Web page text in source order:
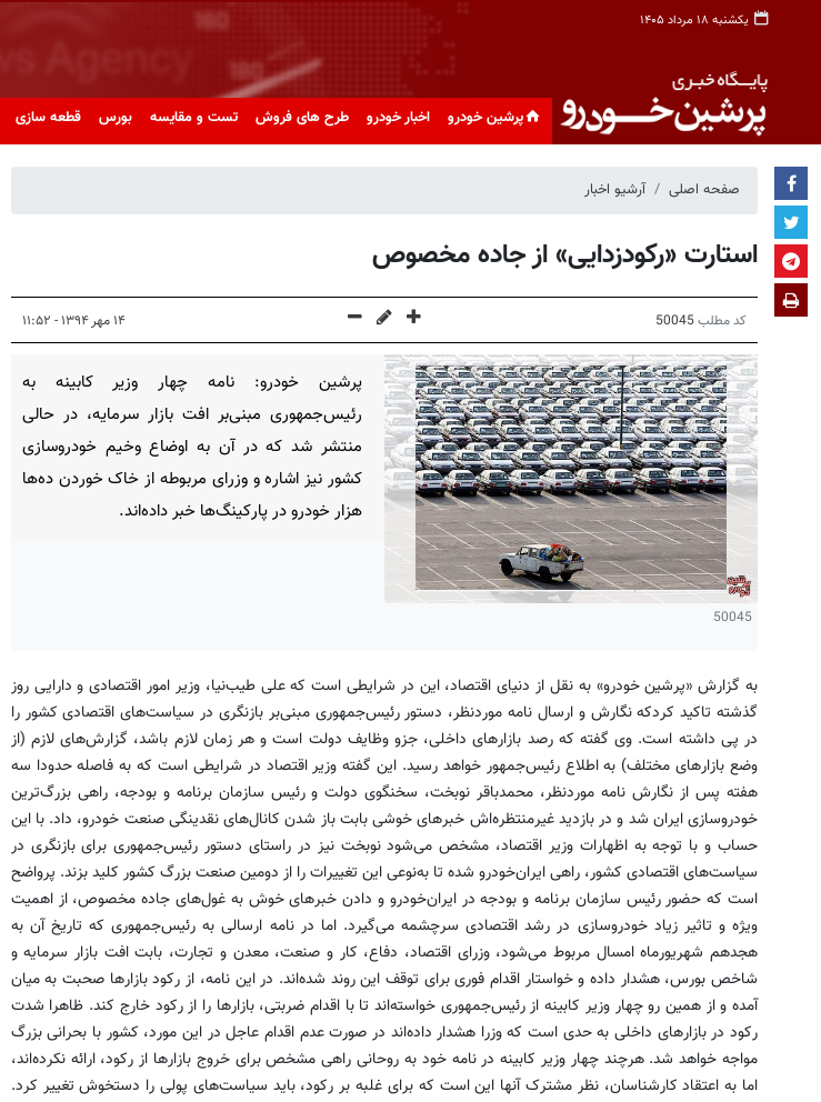
یکشنبه ۱۸ مرداد ۱۴۰۵
پرشین خودرو اخبار خودرو طرح های فروش تست و مقایسه بورس قطعه سازی
صفحه اصلی آرشیو اخبار
استارت «رکودزدایی» از جاده مخصوص
کد مطلب50045 ۱۴ مهر ۱۳۹۴ - ۱۱:۵۲
50045
پرشین خودرو: نامه چهار وزیر کابینه به
رئیس‌جمهوری مبنی‌بر افت بازار سرمایه، در حالی
منتشر شد که در آن به اوضاع وخیم خودروسازی
کشور نیز اشاره و وزرای مربوطه از خاک خوردن ده‌ها
هزار خودرو در پارکینگ‌ها خبر داده‌اند.
به گزارش «پرشین خودرو» به نقل از دنیای اقتصاد، این در شرایطی است که علی طیب‌نیا، وزیر امور اقتصادی و دارایی روز
گذشته تاکید کردکه نگارش و ارسال نامه موردنظر، دستور رئیس‌جمهوری مبنی‌بر بازنگری در سیاست‌های اقتصادی کشور را
در پی داشته است. وی گفته که رصد بازارهای داخلی، جزو وظایف دولت است و هر زمان لازم باشد، گزارش‌های لازم (از
وضع بازارهای مختلف) به اطلاع رئیس‌جمهور خواهد رسید. این گفته وزیر اقتصاد در شرایطی است که به فاصله حدودا سه
هفته پس از نگارش نامه موردنظر، محمدباقر نوبخت، سخنگوی دولت و رئیس سازمان برنامه و بودجه، راهی بزرگ‌ترین
خودروسازی ایران شد و در بازدید غیر‌منتظره‌اش خبرهای خوشی بابت باز شدن کانال‌های نقدینگی صنعت خودرو، داد. با این
حساب و با توجه به اظهارات وزیر اقتصاد، مشخص می‌شود نوبخت نیز در راستای دستور رئیس‌جمهوری برای بازنگری در
سیاست‌های اقتصادی کشور، راهی ایران‌خودرو شده تا به‌نوعی این تغییرات را از دومین صنعت بزرگ کشور کلید بزند. پرواضح
است که حضور رئیس سازمان برنامه و بودجه در ایران‌خودرو و دادن خبرهای خوش به غول‌های جاده مخصوص، از اهمیت
ویژه و تاثیر زیاد خودروسازی در رشد اقتصادی سرچشمه می‌گیرد. اما در نامه ارسالی به رئیس‌جمهوری که تاریخ آن به
هجدهم شهریورماه امسال مربوط می‌شود، وزرای اقتصاد، دفاع، کار و صنعت، معدن و تجارت، بابت افت بازار سرمایه و
شاخص بورس، هشدار داده و خواستار اقدام فوری برای توقف این روند شده‌اند. در این نامه، از رکود بازارها صحبت به میان
آمده و از همین رو چهار وزیر کابینه از رئیس‌جمهوری خواسته‌اند تا با اقدام ضربتی، بازارها را از رکود خارج کند. ظاهرا شدت
رکود در بازارهای داخلی به حدی است که وزرا هشدار داده‌اند در صورت عدم اقدام عاجل در این مورد، کشور با بحرانی بزرگ
مواجه خواهد شد. هرچند چهار وزیر کابینه در نامه خود به روحانی راهی مشخص برای خروج بازارها از رکود، ارائه نکرده‌اند،
اما به اعتقاد کارشناسان، نظر مشترک آنها این است که برای غلبه بر رکود، باید سیاست‌های پولی را دستخوش تغییر کرد.